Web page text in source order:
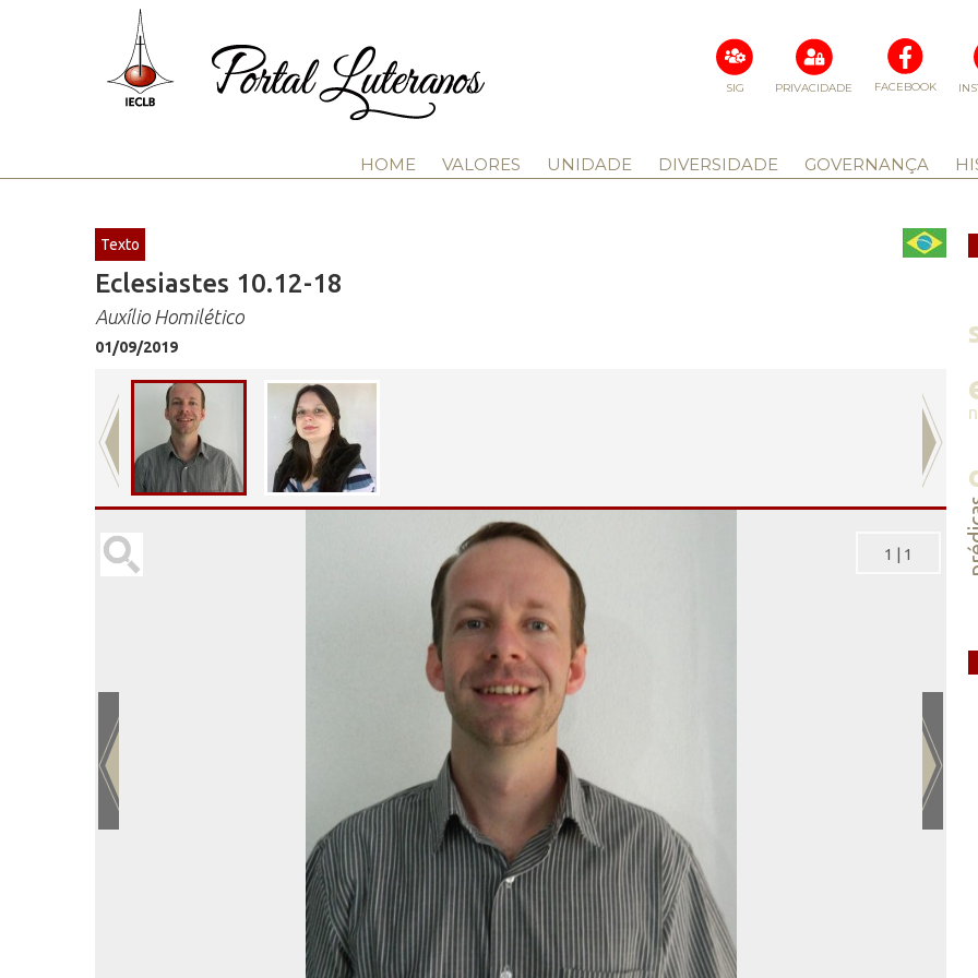
FACEBOOK
PRIVACIDADE
SIG
HOME VALORES UNIDADE DIVERSIDADE GOVERNANÇA
Texto
Eclesiastes 10.12-18
Auxílio Homilético
01/09/2019
1 1